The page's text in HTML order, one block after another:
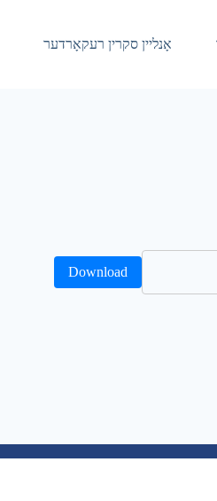
אָנליין סקרין רעקאָרדער
Download